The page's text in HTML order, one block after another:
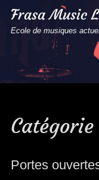
Frasa Music
Ecole de musiques
Portes